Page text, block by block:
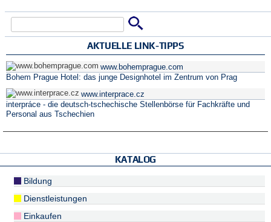
AKTUELLE LINK-TIPPS
www.bohemprague.com
Bohem Prague Hotel: das junge Designhotel im Zentrum von Prag
www.interprace.cz
interpráce - die deutsch-tschechische Stellenbörse für Fachkräfte und
Personal aus Tschechien
KATALOG
Bildung
Dienstleistungen
Einkaufen